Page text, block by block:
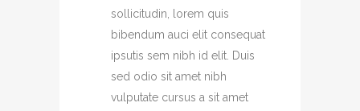
sollicitudin, lorem quis
bibendum auci elit consequat
ipsutis sem nibh id elit. Duis
sed odio sit amet nibh
vulputate cursus a sit amet